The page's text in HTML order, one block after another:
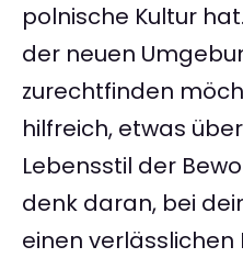
polnische Kultur
der neuen
zurechtfinden
hilfreich, etwas
Lebensstil der
denk daran, bei
einen verlässlichen